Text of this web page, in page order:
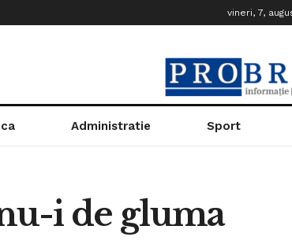
vineri, 7,
Administratie Sport
i de gluma